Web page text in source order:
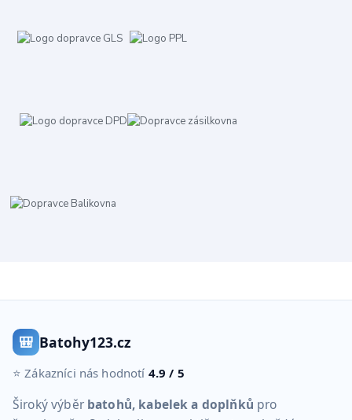
🎒 Batohy123.cz
⭐ Zákazníci nás hodnotí 4.9 / 5
Široký výběr batohů, kabelek a doplňků pro